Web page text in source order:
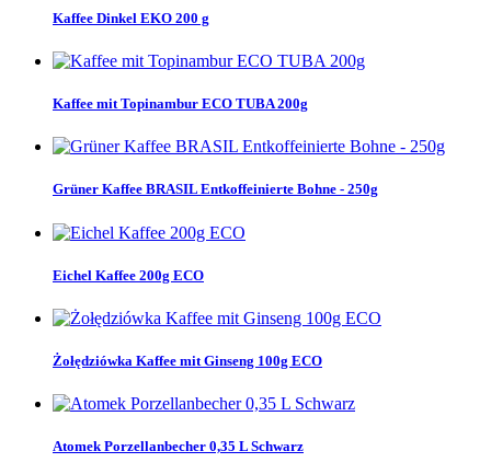
Kaffee Dinkel EKO 200 g
Kaffee mit Topinambur ECO TUBA 200g
Grüner Kaffee BRASIL Entkoffeinierte Bohne - 250g
Eichel Kaffee 200g ECO
Żołędziówka Kaffee mit Ginseng 100g ECO
Atomek Porzellanbecher 0,35 L Schwarz